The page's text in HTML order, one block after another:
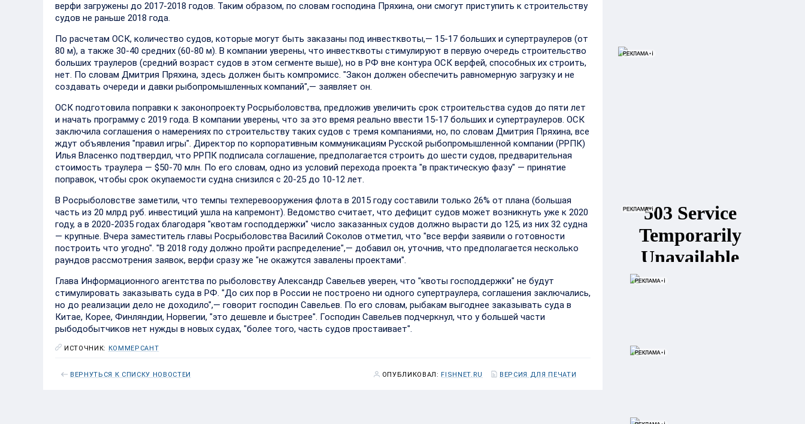
верфи загружены до 2017-2018 годов. Таким образом, по словам господина Пряхина, они смогут приступить к строительству
судов не раньше 2018 года.
По расчетам ОСК, количество судов, которые могут быть заказаны под инвестквоты,— 15-17 больших и супертраулеров (от
80 м), а также 30-40 средних (60-80 м). В компании уверены, что инвестквоты стимулируют в первую очередь строительство
больших траулеров (средний возраст судов в этом сегменте выше), но в РФ вне контура ОСК верфей, способных их строить,
нет. По словам Дмитрия Пряхина, здесь должен быть компромисс. "Закон должен обеспечить равномерную загрузку и не
создавать очереди и давки рыбопромышленных компаний",— заявляет он.
ОСК подготовила поправки к законопроекту Росрыболовства, предложив увеличить срок строительства судов до пяти лет
и начать программу с 2019 года. В компании уверены, что за это время реально ввести 15-17 больших и супертраулеров. ОСК
заключила соглашения о намерениях по строительству таких судов с тремя компаниями, но, по словам Дмитрия Пряхина, все
ждут объявления "правил игры". Директор по корпоративным коммуникациям Русской рыбопромышленной компании (РРПК)
Илья Власенко подтвердил, что РРПК подписала соглашение, предполагается строить до шести судов, предварительная
стоимость траулера — $50-70 млн. По его словам, одно из условий перехода проекта "в практическую фазу" — принятие
поправок, чтобы срок окупаемости судна снизился с 20-25 до 10-12 лет.
В Росрыболовстве заметили, что темпы техперевооружения флота в 2015 году составили только 26% от плана (большая
часть из 20 млрд руб. инвестиций ушла на капремонт). Ведомство считает, что дефицит судов может возникнуть уже к 2020
году, а в 2020-2035 годах благодаря "квотам господдержки" число заказанных судов должно вырасти до 125, из них 32 судна
— крупные. Вчера заместитель главы Росрыболовства Василий Соколов отметил, что "все верфи заявили о готовности
построить что угодно". "В 2018 году должно пройти распределение",— добавил он, уточнив, что предполагается несколько
раундов рассмотрения заявок, верфи сразу же "не окажутся завалены проектами".
Глава Информационного агентства по рыболовству Александр Савельев уверен, что "квоты господдержки" не будут
стимулировать заказывать суда в РФ. "До сих пор в России не построено ни одного супертраулера, соглашения заключались,
но до реализации дело не доходило",— говорит господин Савельев. По его словам, рыбакам выгоднее заказывать суда в
Китае, Корее, Финляндии, Норвегии, "это дешевле и быстрее". Господин Савельев подчеркнул, что у большей части
рыбодобытчиков нет нужды в новых судах, "более того, часть судов простаивает".
ИСТОЧНИК: КОММЕРСАНТ
ВЕРНУТЬСЯ К СПИСКУ НОВОСТЕЙ ОПУБЛИКОВАЛ: FISHNET.RU ВЕРСИЯ ДЛЯ ПЕЧАТИ